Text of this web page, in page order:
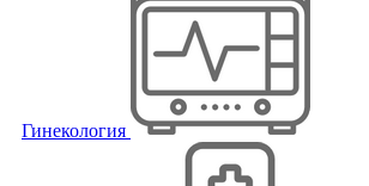
Гинекология